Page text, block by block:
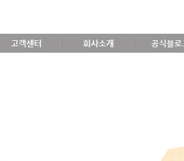
고객센터 회사소개 공식블로